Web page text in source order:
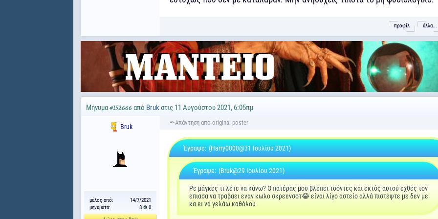
προφίλ άλλα...
Μήνυμα #152666 από Brukστις 11 Αυγούστου 2021, 6:05πμ
Bruk
μέλος από:
14/7/2021
μηνύματα:
8
0
Έγραψε: (Harry0000@31 Ιουλίου 2021)
Έγραψε: (Bruk@29 Ιουλίου 2021)
Ρε μάγκες τι λέτε να κάνω? Ο πατέρας μου βλέπει τσόντες και εκτός αυτού εχθές τον
επιασα να τραβαει εναν κωλο σκρεενσοτ😂 είναι λίγο αστείο αλλά πιστέψτε με δεν με
κα ει να γελάω καθόλου